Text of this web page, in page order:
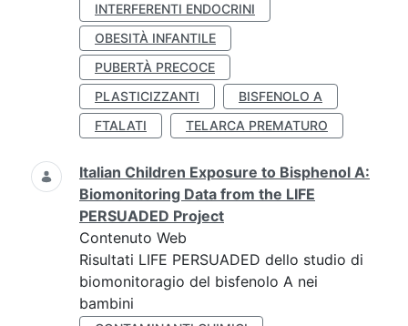
INTERFERENTI ENDOCRINI
OBESITÀ INFANTILE
PUBERTÀ PRECOCE
PLASTICIZZANTI
BISFENOLO A
FTALATI
TELARCA PREMATURO
Italian Children Exposure to Bisphenol A:
Biomonitoring Data from the LIFE
PERSUADED Project
Contenuto Web
Risultati LIFE PERSUADED dello studio di
biomonitoragio del bisfenolo A nei
bambini